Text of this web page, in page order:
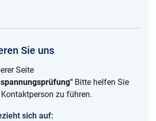
Sie uns
Seite
Bitte helfen Sie
zu führen.
sich auf: